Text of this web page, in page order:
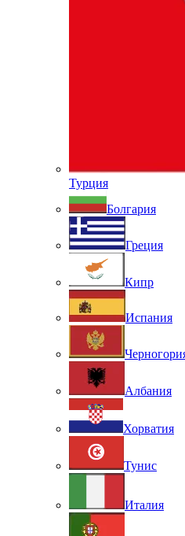
Турция
Болгария
Греция
Кипр
Испания
Албания
Хорватия
Тунис
Италия